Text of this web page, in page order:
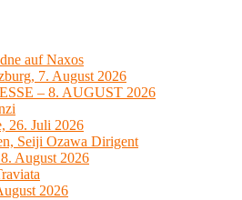
auf Naxos
7. August 2026
– 8. AUGUST 2026
26. Juli 2026
Seiji Ozawa Dirigent
August 2026
2026